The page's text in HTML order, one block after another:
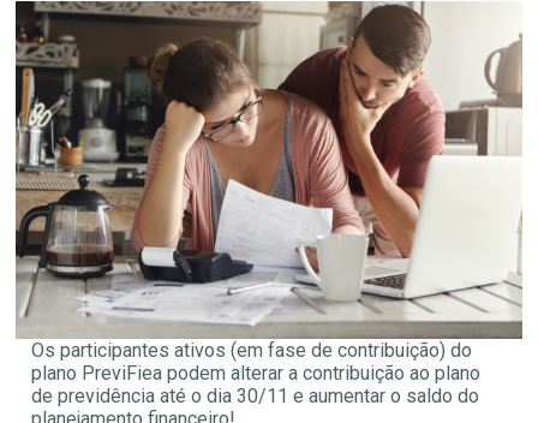
Os participantes ativos (em fase de contribuição) do
plano PreviFiea podem alterar a contribuição ao plano
de previdência até o dia 30/11 e aumentar o saldo do